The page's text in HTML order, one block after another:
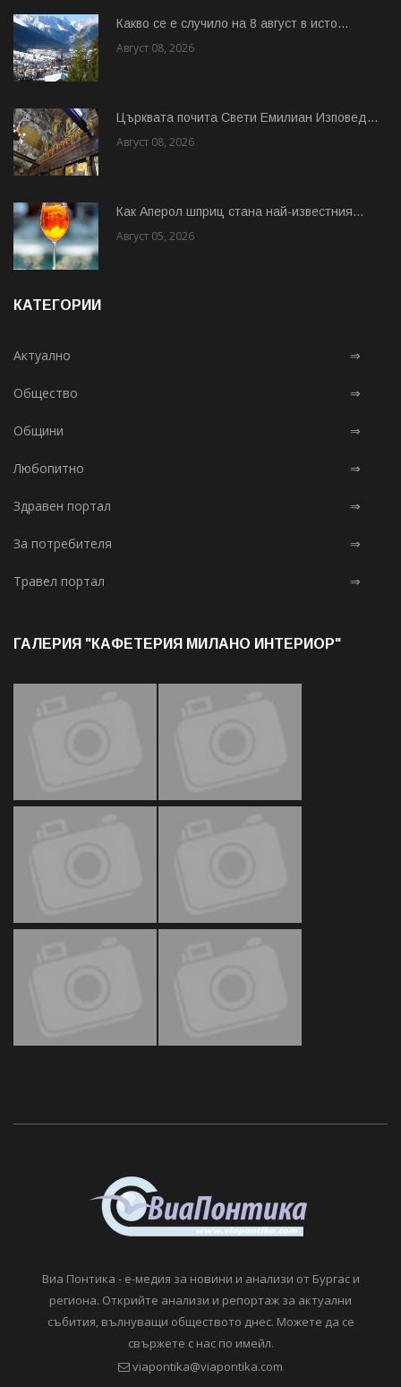
Какво се е случило на 8 август в исто...
Август 08, 2026
Църквата почита Свeти Емилиан Изповед...
Август 08, 2026
Как Аперол шприц стана най-известния...
Август 05, 2026
КАТЕГОРИИ
Актуално ⇒
Общество ⇒
Общини ⇒
Любопитно ⇒
Здравен портал ⇒
За потребителя ⇒
Травел портал ⇒
ГАЛЕРИЯ "КАФЕТЕРИЯ МИЛАНО ИНТЕРИОР"
Виа Понтика - е-медия за новини и анализи от Бургас и
региона. Открийте анализи и репортаж за актуални
събития, вълнуващи обществото днес. Можете да се
свържете с нас по имейл.
viapontika@viapontika.com